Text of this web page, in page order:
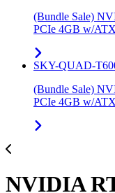
(Bundle Sale)
PCIe 4GB w/
SKY-QUAD-
(Bundle Sale)
PCIe 4GB w/
NVIDIA